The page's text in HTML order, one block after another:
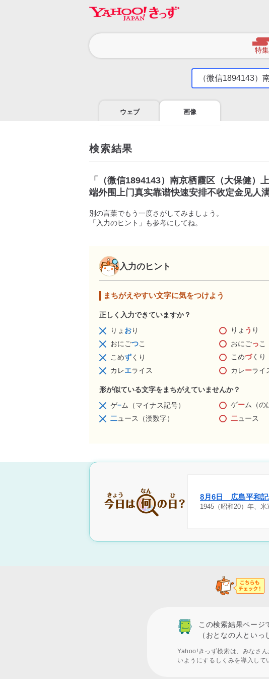
特集
気
こ
う
ウェブ 画像
検索結果
「
（微信1894143）南京栖霞区（大保健）
端外围上门真实靠谱快速安排不收定金见人
別の言葉でもう一度さがしてみましょう。
「入力のヒント」も参考にしてね。
入力のヒント
まちがえやすい文字に気をつけよう
正しく入力できていますか？
りょ おり りょ う り
おにごつこ おにごっこ
こめずくり こめづくり
カレエライス カレーライ
形が似ている文字をまちがえていませんか？
ゲ−ム（マイナス記号） ゲーム（の
二ュース（漢数字） 二ュース
8月6日 広島平和記
1945（昭和20）年、
この検索結果ページ
（おとなの人といっ
Yahoo!きっず検索は、みなさ
いようにするしくみを導入して